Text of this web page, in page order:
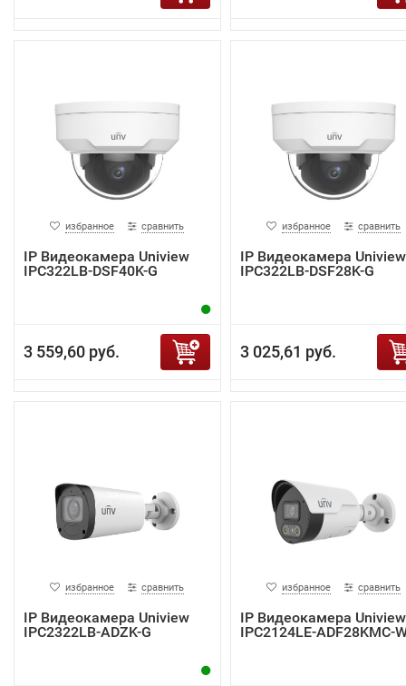
избранное сравнить
IP Видеокамера Uniview
IPC322LB-DSF40K-G
3 559,60 руб.
избранное сравнить
IP Видеокамера Uniview
IPC322LB-DSF28K-G
3 025,61 руб.
избранное сравнить
IP Видеокамера Uniview
IPC2322LB-ADZK-G
избранное сравнить
IP Видеокамера Uniview
IPC2124LE-ADF28KMC-